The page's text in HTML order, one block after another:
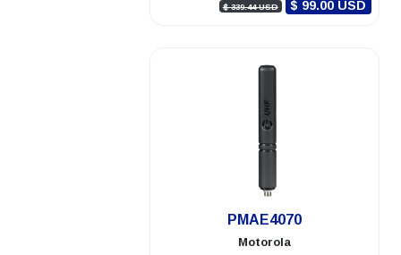
$ 339.44 USD $ 99.00 USD
PMAE4070
Motorola